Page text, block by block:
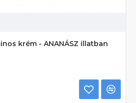
krém - ANANÁSZ illatban